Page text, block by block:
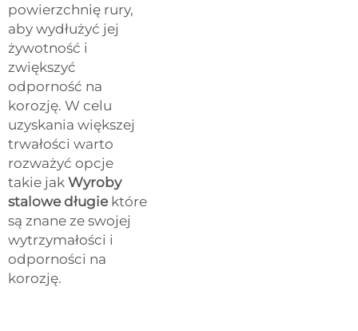
powierzchnię rury,
aby wydłużyć jej
żywotność i
zwiększyć
odporność na
korozję. W celu
uzyskania większej
trwałości warto
rozważyć opcje
takie jak Wyroby
stalowe długie które
są znane ze swojej
wytrzymałości i
odporności na
korozję.